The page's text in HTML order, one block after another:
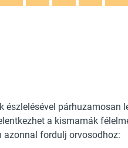
észlelésével párhuzamosan
a kismamák
azonnal fordulj orvosodhoz: